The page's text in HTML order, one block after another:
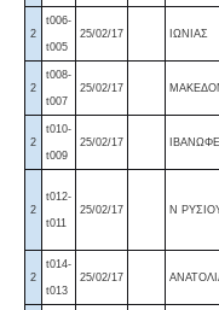
2
t006-
t005
25/02/17 ΙΩΝΙΑΣ
2
t008-
t007
25/02/17
2
t010-
t009
25/02/17
2
t012-
t011
25/02/17 Ν
2
t014-
t013
25/02/17